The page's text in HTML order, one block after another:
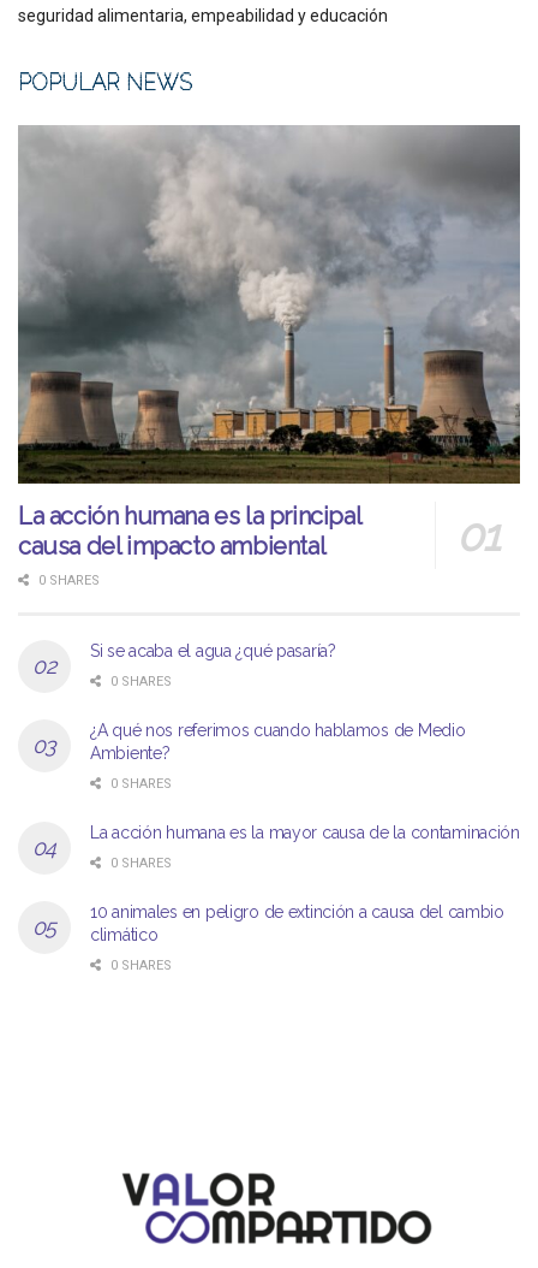
seguridad alimentaria, empeabilidad y educación
POPULAR NEWS
La acción humana es la principal
causa del impacto ambiental
0 SHARES
Si se acaba el agua ¿qué pasaría?
0 SHARES
¿A qué nos referimos cuando hablamos de Medio
Ambiente?
0 SHARES
La acción humana es la mayor causa de la contaminación
0 SHARES
10 animales en peligro de extinción a causa del cambio
climático
0 SHARES